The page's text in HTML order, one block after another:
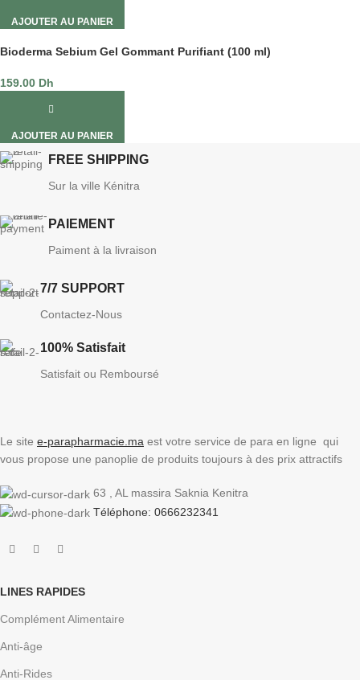
AJOUTER AU PANIER
Bioderma Sebium Gel Gommant Purifiant (100 ml)
159.00 Dh
AJOUTER AU PANIER
FREE SHIPPING
Sur la ville Kénitra
PAIEMENT
Paiment à la livraison
7/7 SUPPORT
Contactez-Nous
100% Satisfait
Satisfait ou Remboursé
Le site e-parapharmacie.ma est votre service de para en ligne qui
vous propose une panoplie de produits toujours à des prix attractifs
63 , AL massira Saknia Kenitra
Téléphone: 0666232341
LINES RAPIDES
Complément Alimentaire
Anti-âge
Anti-Rides